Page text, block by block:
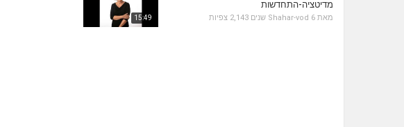
15:49
מדיטציה-התחדשות
מאת Shahar-vod 6 שנים 2,143 צפיות